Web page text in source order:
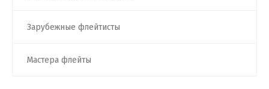
Зарубежные флейтисты
Мастера флейты